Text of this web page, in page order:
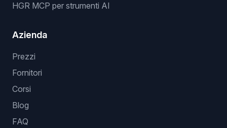
HGR MCP per strumenti AI
Azienda
Prezzi
Fornitori
Corsi
Blog
FAQ